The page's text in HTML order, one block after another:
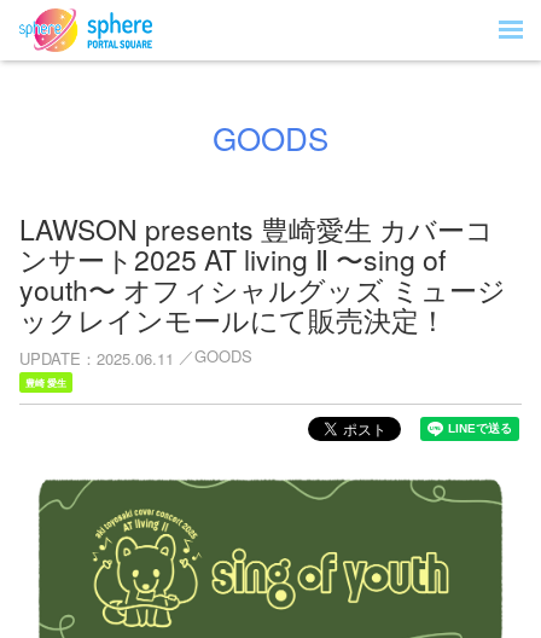
GOODS
LAWSON presents 豊崎愛⽣ カバーコ
ンサート2025 AT living Ⅱ 〜sing of
youth〜 オフィシャルグッズ ミュージ
ックレインモールにて販売決定！
UPDATE 2025.06.11 GOODS
豊崎 愛生